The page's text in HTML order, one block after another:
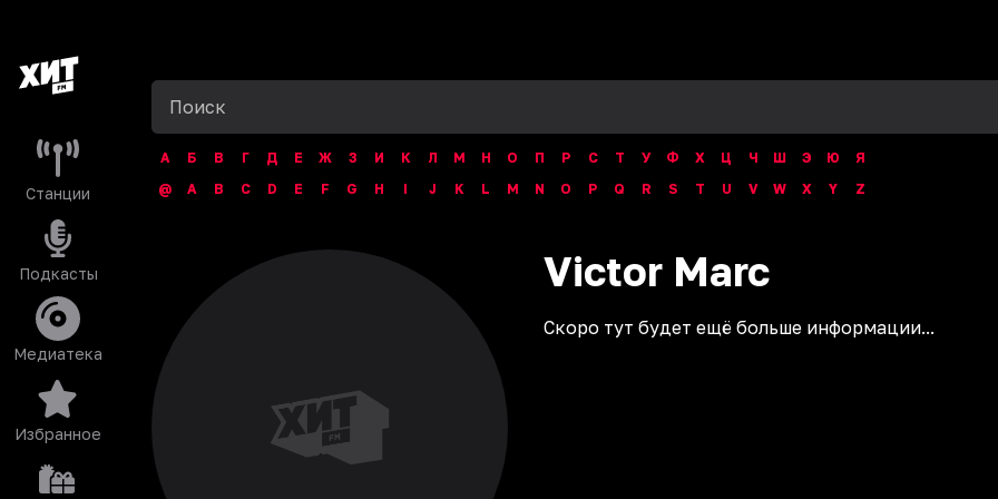
Станции
Подкасты
Медиатека
Избранное
А Б В Г Д Е Ж З И К Л М Н О П Р С Т У Ф Х Ц Ч Ш Э Ю
Я
@
A B C D E F G H I J K L M N O P Q R S T U V W X Y Z
Victor Marc
Скоро тут будет ещё больше информации...